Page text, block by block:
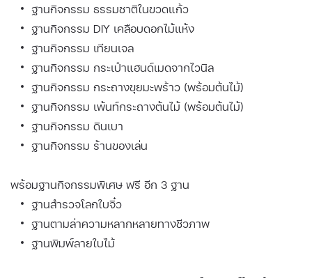
ฐานกิจกรรม ธรรมชาติในขวดแก้ว
ฐานกิจกรรม DIY เคลือบดอกไม้แห้ง
ฐานกิจกรรม เทียนเจล
ฐานกิจกรรม กระเป๋าแฮนด์เมดจากไวนิล
ฐานกิจกรรม กระถางขุยมะพร้าว (พร้อมต้นไม้)
ฐานกิจกรรม เพ้นท์กระถางต้นไม้ (พร้อมต้นไม้)
ฐานกิจกรรม ดินเบา
ฐานกิจกรรม ร้านของเล่น
พร้อมฐานกิจกรรมพิเศษ ฟรี อีก 3 ฐาน
ฐานสำรวจโลกใบจิ๋ว
ฐานตามล่าความหลากหลายทางชีวภาพ
ฐานพิมพ์ลายใบไม้